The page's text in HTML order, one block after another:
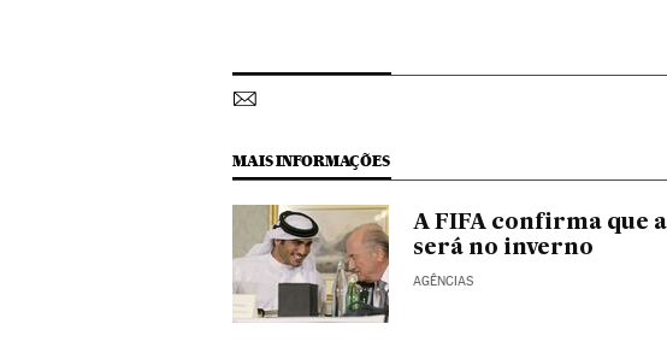
MAIS INFORMAÇÕES
A FIFA confirma que
será no inverno
AGÊNCIAS